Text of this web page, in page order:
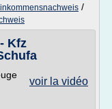
/
Kfz
voir la vidéo